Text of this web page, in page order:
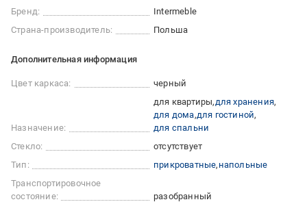
Бренд:
Intermeble
Страна-производитель:
Польша
Дополнительная информация
Цвет каркаса: черный
Назначение:
для квартиры для хранения
для дома для гостиной
для спальни
Стекло:
отсутствует
Тип:
прикроватные напольные
Транспортировочное
состояние:
разобранный